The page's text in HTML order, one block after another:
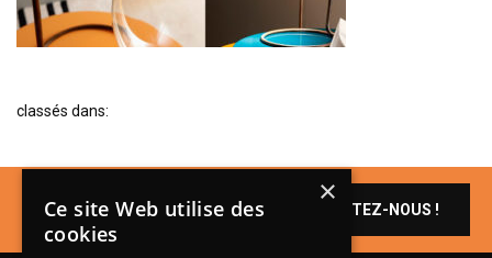
BIBLIOTHÈQUE
SALLES À MANGER
CHAISES
TABLES
classés dans:
Un produit vous
intéresse ?
CONTACTEZ-NOUS !
×
Ce site Web utilise des
cookies